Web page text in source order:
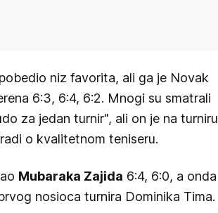
niz favorita, ali ga je Novak
6:3, 6:4, 6:2. Mnogi su smatrali
za jedan turnir", ali on je na turniru
o kvalitetnom teniseru.
Mubaraka Zajida 6:4, 6:0, a onda
nosioca turnira Dominika Tima.